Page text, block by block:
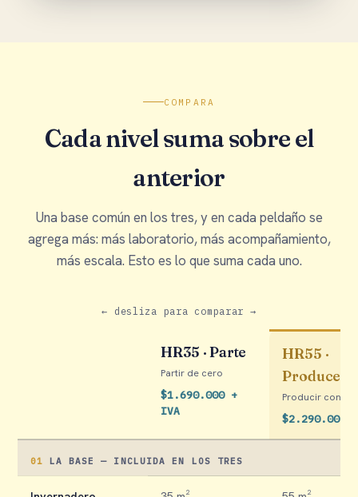
COMPARA
Cada nivel suma sobre el
anterior
Una base común en los tres, y en cada peldaño se
agrega más: más laboratorio, más acompañamiento,
más escala. Esto es lo que suma cada uno.
← desliza para comparar →
HR35 · Parte
Partir de cero
$1.690.000 +
IVA
HR55 ·
Produce
Producir con
$2.290.000
01 LA BASE — INCLUIDA EN LOS TRES